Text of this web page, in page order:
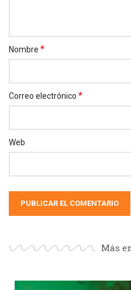
Nombre *
Correo electrónico *
Web
Más